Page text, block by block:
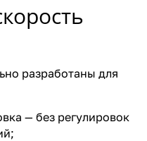
разработаны для
— без регулировок